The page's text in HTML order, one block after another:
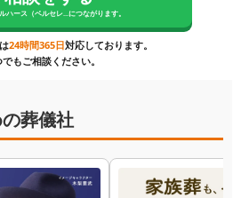
ハース（ベルセレ... につながります。
24時間365日対応しております。
でもご相談ください。
葬儀社